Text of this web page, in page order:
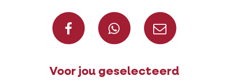
Deel op Facebook
Deel via
Voor jou geselecteerd